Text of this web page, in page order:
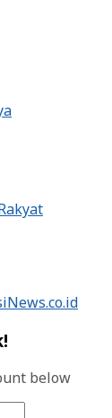
below